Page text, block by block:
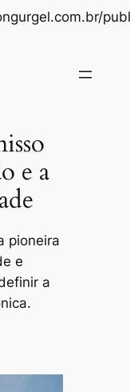
e a
pioneira
e
a